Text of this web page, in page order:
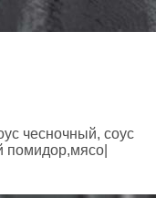
чесночный, соус
помидор,мясо